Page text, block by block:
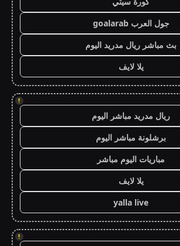
جول العرب goalarab
بث مباشر ريال مدريد اليوم
يلا لايف
!
ريال مدريد مباشر اليوم
برشلونة مباشر اليوم
مباريات اليوم مباشر
يلا لايف
yalla live
!